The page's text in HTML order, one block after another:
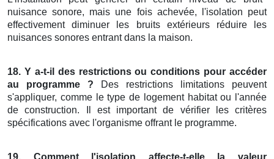
nuisance sonore, mais une fois achevée, l'isolation peut
effectivement diminuer les bruits extérieurs réduire les
nuisances sonores entrant dans la maison.
18. Y a-t-il des restrictions ou conditions pour accéder
au programme ? Des restrictions limitations peuvent
s'appliquer, comme le type de logement habitat ou l'année
de construction. Il est important de vérifier les critères
spécifications avec l'organisme offrant le programme.